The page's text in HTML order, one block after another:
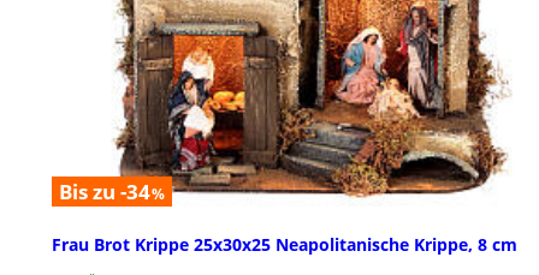
Bis zu -34%
Frau Brot Krippe 25x30x25 Neapolitanische Krippe, 8 cm